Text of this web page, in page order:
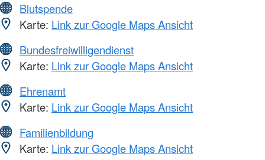
Blutspende
Karte: Link zur Google Maps Ansicht
Bundesfreiwilligendienst
Karte: Link zur Google Maps Ansicht
Ehrenamt
Karte: Link zur Google Maps Ansicht
Familienbildung
Karte: Link zur Google Maps Ansicht